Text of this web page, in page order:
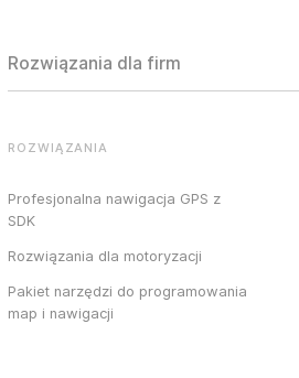
Rozwiązania dla firm
ROZWIĄZANIA
Profesjonalna nawigacja GPS z
SDK
Rozwiązania dla motoryzacji
Pakiet narzędzi do programowania
map i nawigacji